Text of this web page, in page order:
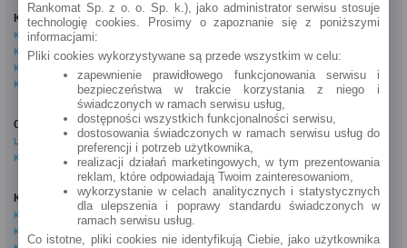
Kredyty
Kredyty gotówkowe
Kredyty hipoteczne
Kredyty konsolidacyjne
Kredyty na samochód
Oszczędzanie
Lokaty
Konta oszczędnościowe
Konta osobiste
Konta osobiste
Konta oszczędnościowe
Dla firm
Konta firmowe
Leasingi
Inne
eBroker Ekstra
Artykuły
Odpowiedzi ekspertów
Porady
Opinie o instytucjach
Tagi
Kalkulatory
Rankomat Sp. z o. o. Sp. k.), jako administrator serwisu stosuje
technologię cookies. Prosimy o zapoznanie się z poniższymi
informacjami:
Pliki cookies wykorzystywane są przede wszystkim w celu:
zapewnienie prawidłowego funkcjonowania serwisu i
bezpieczeństwa w trakcie korzystania z niego i
świadczonych w ramach serwisu usług,
dostępności wszystkich funkcjonalności serwisu,
dostosowania świadczonych w ramach serwisu usług do
preferencji i potrzeb użytkownika,
realizacji działań marketingowych, w tym prezentowania
reklam, które odpowiadają Twoim zainteresowaniom,
wykorzystanie w celach analitycznych i statystycznych
dla ulepszenia i poprawy standardu świadczonych w
ramach serwisu usług.
Co istotne, pliki cookies nie identyfikują Ciebie, jako użytkownika